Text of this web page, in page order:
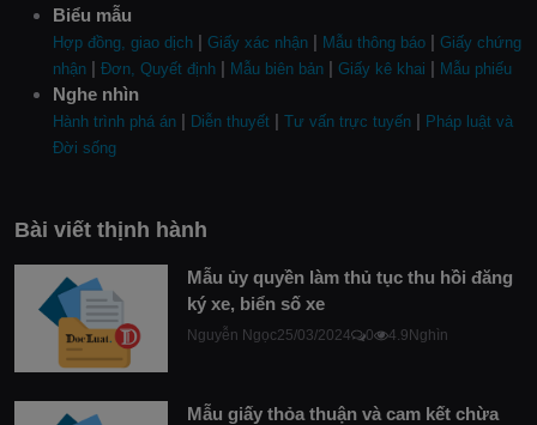
Biểu mẫu
Hợp đồng, giao dịch | Giấy xác nhận | Mẫu thông báo | Giấy chứng
nhận | Đơn, Quyết định | Mẫu biên bản | Giấy kê khai | Mẫu phiếu
Nghe nhìn
Hành trình phá án | Diễn thuyết | Tư vấn trực tuyến | Pháp luật và
Đời sống
Bài viết thịnh hành
Mẫu ủy quyền làm thủ tục thu hồi đăng
ký xe, biển số xe
Nguyễn Ngọc25/03/2024 0 4.9Nghìn
Mẫu giấy thỏa thuận và cam kết chừa